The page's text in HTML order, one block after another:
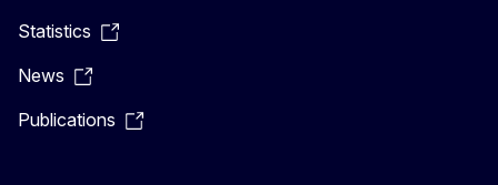
Statistics
News
Publications